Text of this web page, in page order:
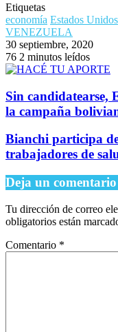
Etiquetas
economía Estados Unidos
VENEZUELA
30 septiembre, 2020
76 2 minutos leídos
Sin candidatearse,
la campaña
Bianchi participa
trabajadores de
Deja un comentario
Tu dirección de correo
obligatorios están
Comentario *